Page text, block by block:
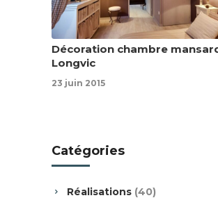
Décoration chambre
Longvic
23 juin 2015
Catégories
Réalisations (40)